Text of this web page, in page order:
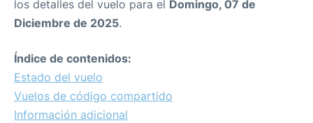
los detalles del vuelo para el Domingo, 07 de
Diciembre de 2025.
Índice de contenidos:
Estado del vuelo
Vuelos de código compartido
Información adicional